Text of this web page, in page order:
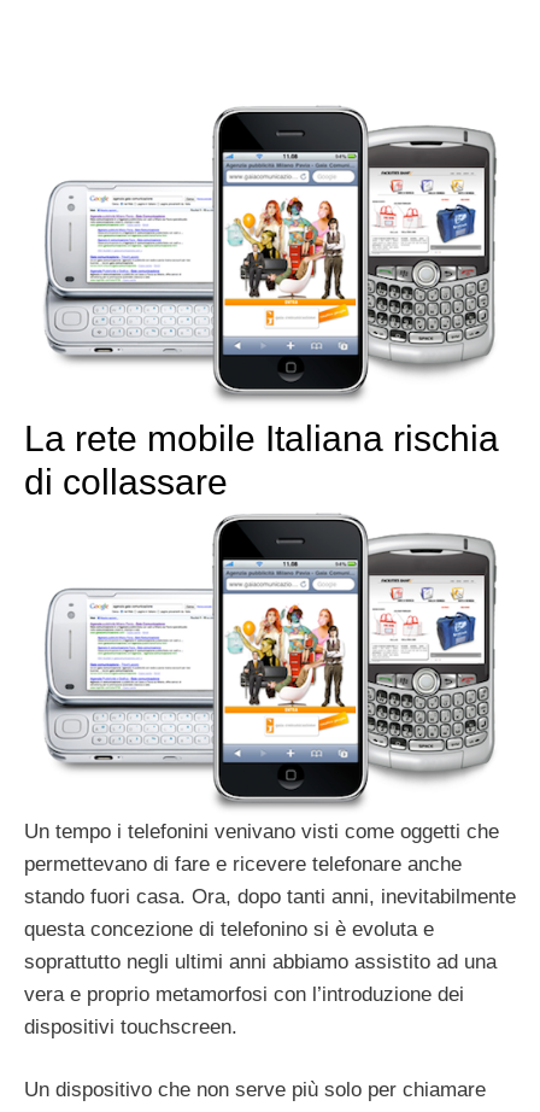
La rete mobile Italiana rischia
di collassare
Un tempo i telefonini venivano visti come oggetti che
permettevano di fare e ricevere telefonare anche
stando fuori casa. Ora, dopo tanti anni, inevitabilmente
questa concezione di telefonino si è evoluta e
soprattutto negli ultimi anni abbiamo assistito ad una
vera e proprio metamorfosi con l’introduzione dei
dispositivi touchscreen.
Un dispositivo che non serve più solo per chiamare